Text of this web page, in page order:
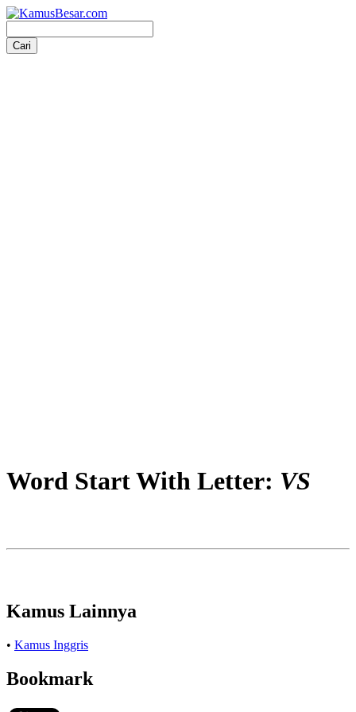
Word Start With Letter: VS
Kamus Lainnya
• Kamus Inggris
Bookmark